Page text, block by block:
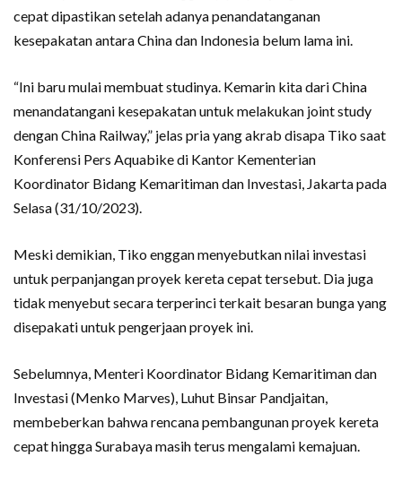
cepat dipastikan setelah adanya penandatanganan
kesepakatan antara China dan Indonesia belum lama ini.
“Ini baru mulai membuat studinya. Kemarin kita dari China
menandatangani kesepakatan untuk melakukan joint study
dengan China Railway,” jelas pria yang akrab disapa Tiko saat
Konferensi Pers Aquabike di Kantor Kementerian
Koordinator Bidang Kemaritiman dan Investasi, Jakarta pada
Selasa (31/10/2023).
Meski demikian, Tiko enggan menyebutkan nilai investasi
untuk perpanjangan proyek kereta cepat tersebut. Dia juga
tidak menyebut secara terperinci terkait besaran bunga yang
disepakati untuk pengerjaan proyek ini.
Sebelumnya, Menteri Koordinator Bidang Kemaritiman dan
Investasi (Menko Marves), Luhut Binsar Pandjaitan,
membeberkan bahwa rencana pembangunan proyek kereta
cepat hingga Surabaya masih terus mengalami kemajuan.